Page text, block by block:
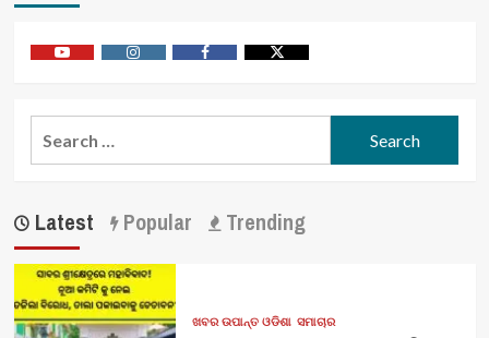
Latest Popular Trending
ଖବର ଉପାନ୍ତ ଓଡିଶା ସମାଚାର